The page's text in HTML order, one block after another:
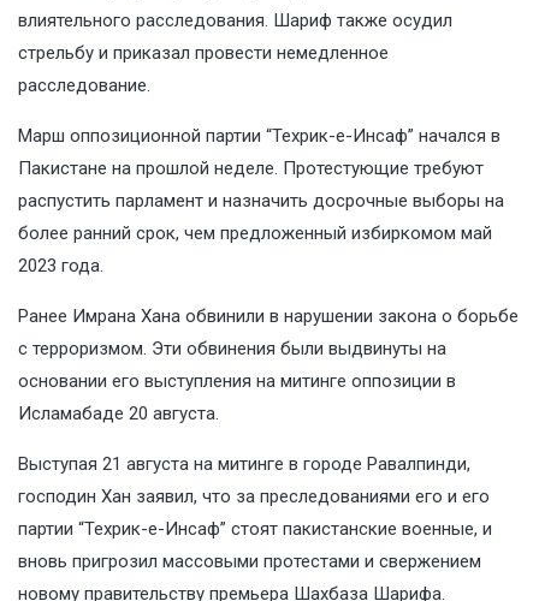
влиятельного расследования. Шариф также осудил
стрельбу и приказал провести немедленное
расследование.
Марш оппозиционной партии “Техрик-е-Инсаф” начался в
Пакистане на прошлой неделе. Протестующие требуют
распустить парламент и назначить досрочные выборы на
более ранний срок, чем предложенный избиркомом май
2023 года.
Ранее Имрана Хана обвинили в нарушении закона о борьбе
с терроризмом. Эти обвинения были выдвинуты на
основании его выступления на митинге оппозиции в
Исламабаде 20 августа.
Выступая 21 августа на митинге в городе Равалпинди,
господин Хан заявил, что за преследованиями его и его
партии “Техрик-е-Инсаф” стоят пакистанские военные, и
вновь пригрозил массовыми протестами и свержением
новому правительству премьера Шахбаза Шарифа.